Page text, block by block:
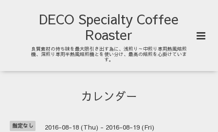
DECO Specialty Coffee
Roaster
良質素材の持ち味を最大限引き出す為に、浅煎り～中煎り専用熱風焙煎
機、深煎り専用半熱風焙煎機とを使い分け、最高の焙煎を心掛けていま
す。
カレンダー
指定なし 2016-08-18 (Thu) - 2016-08-19 (Fri)